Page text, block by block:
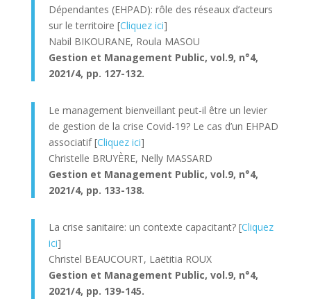
Dépendantes (EHPAD): rôle des réseaux d’acteurs
sur le territoire [Cliquez ici]
Nabil BIKOURANE, Roula MASOU
Gestion et Management Public, vol.9, n°4,
2021/4, pp. 127-132.
Le management bienveillant peut-il être un levier
de gestion de la crise Covid-19? Le cas d’un EHPAD
associatif [Cliquez ici]
Christelle BRUYÈRE, Nelly MASSARD
Gestion et Management Public, vol.9, n°4,
2021/4, pp. 133-138.
La crise sanitaire: un contexte capacitant? [Cliquez
ici]
Christel BEAUCOURT, Laëtitia ROUX
Gestion et Management Public, vol.9, n°4,
2021/4, pp. 139-145.